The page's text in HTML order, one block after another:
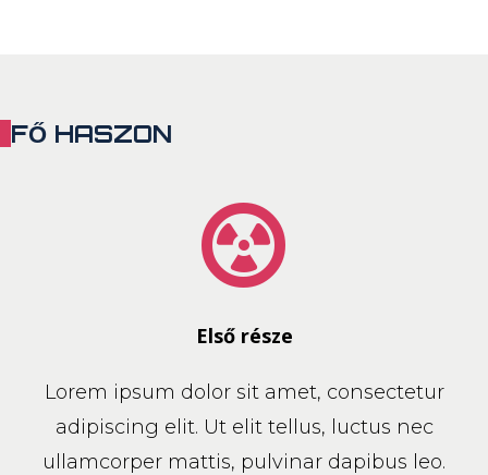
FŐ HASZON
Első része
Lorem ipsum dolor sit amet, consectetur
adipiscing elit. Ut elit tellus, luctus nec
ullamcorper mattis, pulvinar dapibus leo.